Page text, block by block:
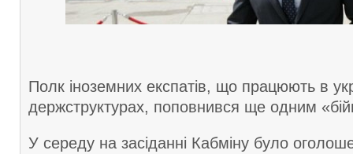
Полк іноземних експатів, що працюють в
держструктурах, поповнився ще одним
У середу на засіданні Кабміну було